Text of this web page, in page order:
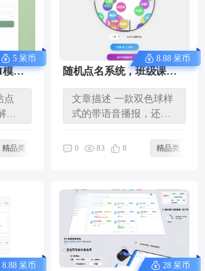
5 呆币
模版
点
压
精品类
8.88 呆币
随机点名系统，班级课堂
点名html工具
文章描述 一款双色球样
式的带语音播报，还有
吧 操作...
0 83 8 精品类
8.88 呆币 28 呆币